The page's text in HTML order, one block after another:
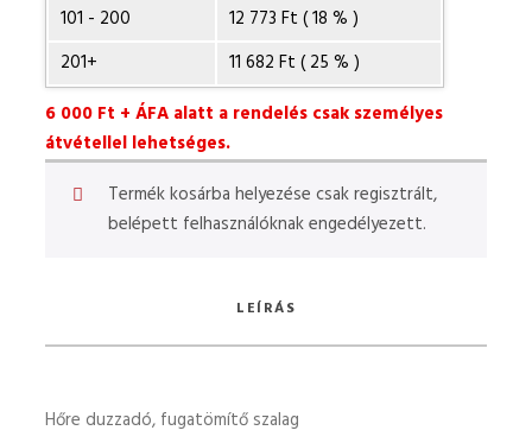
101 - 200
12 773 Ft ( 18 % )
201+
11 682 Ft ( 25 % )
6 000 Ft + ÁFA alatt a rendelés csak személyes
átvétellel lehetséges.
Termék kosárba helyezése csak regisztrált,
belépett felhasználóknak engedélyezett.
LEÍRÁS
Hőre duzzadó, fugatömítő szalag